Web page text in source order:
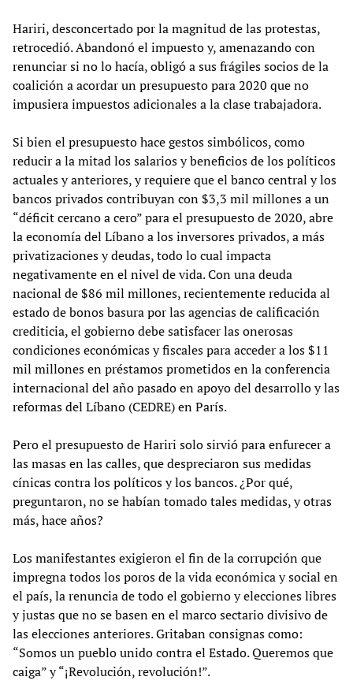
Hariri, desconcertado por la magnitud de las protestas,
retrocedió. Abandonó el impuesto y, amenazando con
renunciar si no lo hacía, obligó a sus frágiles socios de la
coalición a acordar un presupuesto para 2020 que no
impusiera impuestos adicionales a la clase trabajadora.
Si bien el presupuesto hace gestos simbólicos, como
reducir a la mitad los salarios y beneficios de los políticos
actuales y anteriores, y requiere que el banco central y los
bancos privados contribuyan con $3,3 mil millones a un
“déficit cercano a cero” para el presupuesto de 2020, abre
la economía del Líbano a los inversores privados, a más
privatizaciones y deudas, todo lo cual impacta
negativamente en el nivel de vida. Con una deuda
nacional de $86 mil millones, recientemente reducida al
estado de bonos basura por las agencias de calificación
crediticia, el gobierno debe satisfacer las onerosas
condiciones económicas y fiscales para acceder a los $11
mil millones en préstamos prometidos en la conferencia
internacional del año pasado en apoyo del desarrollo y las
reformas del Líbano (CEDRE) en París.
Pero el presupuesto de Hariri solo sirvió para enfurecer a
las masas en las calles, que despreciaron sus medidas
cínicas contra los políticos y los bancos. ¿Por qué,
preguntaron, no se habían tomado tales medidas, y otras
más, hace años?
Los manifestantes exigieron el fin de la corrupción que
impregna todos los poros de la vida económica y social en
el país, la renuncia de todo el gobierno y elecciones libres
y justas que no se basen en el marco sectario divisivo de
las elecciones anteriores. Gritaban consignas como:
“Somos un pueblo unido contra el Estado. Queremos que
caiga” y “¡Revolución, revolución!”.